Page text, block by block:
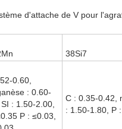
d'attache de V pour
38Si7
0.60,
: 0.60-
: 1.50-2.00,
P : ≤0.03,
C : 0.35-0.42,
: 1.50-1.80, P